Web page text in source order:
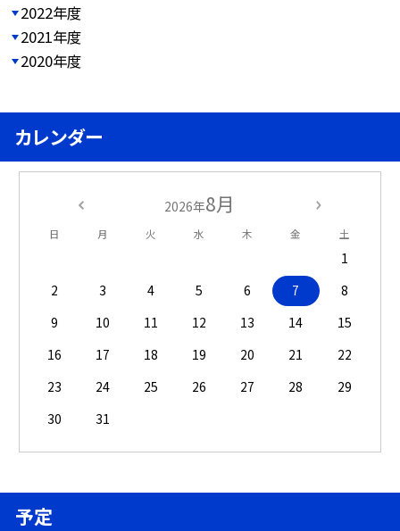
2022年度
2021年度
2020年度
カレンダー
2026年8月
日 月 火 水 木 金 土
1
2
3 4 5 6 7
8
9
10 11 12 13 14
15
16
17 18 19 20 21
22
23
24 25 26 27 28
29
30
31
予定